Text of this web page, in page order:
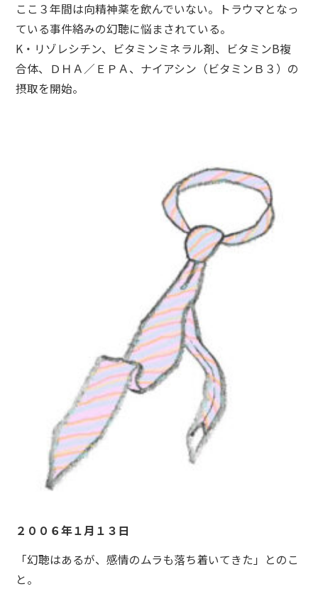
ここ３年間は向精神薬を飲んでいない。トラウマとなっ
ている事件絡みの幻聴に悩まされている。
K・リゾレシチン、ビタミンミネラル剤、ビタミンB複
合体、ＤＨＡ／ＥＰＡ、ナイアシン（ビタミンＢ３）の
摂取を開始。
２００６年１月１３日
「幻聴はあるが、感情のムラも落ち着いてきた」とのこ
と。